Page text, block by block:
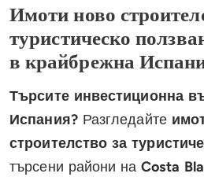
Имоти ново
туристическо
в крайбрежна
Търсите инвестиционна
Испания?Разгледайте
строителство за
търсени райони наCosta